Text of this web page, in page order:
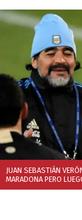
JUAN SEBASTIÁN
MARADONA PERO